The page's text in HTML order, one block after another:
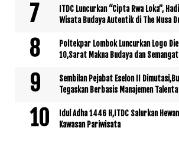
ITDC Luncurkan “Cipta Rwa Loka”,
Wisata Budaya Autentik di The Nusa
Poltekpar Lombok Luncurkan Logo
10,Sarat Makna Budaya dan
Sembilan Pejabat Eselon II
Tegaskan Berbasis Manajemen Talenta
Idul Adha 1446 H,ITDC Salurkan
Kawasan Pariwisata